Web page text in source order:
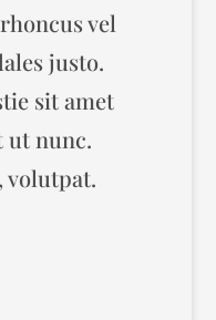
vel
justo.
sit amet
ut nunc.
volutpat.